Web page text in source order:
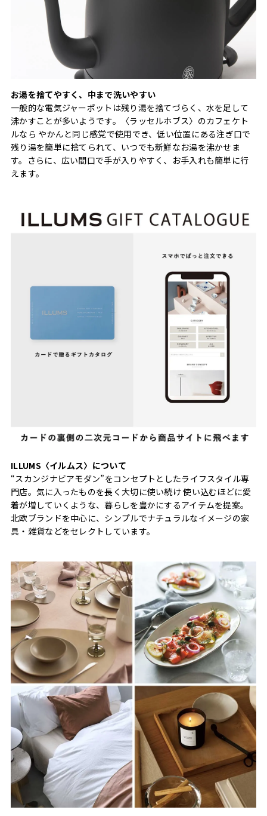
お湯を捨てやすく、中まで洗いやすい
⼀般的な電気ジャーポットは残り湯を捨てづらく、⽔を⾜して
沸かすことが多いようです。〈ラッセルホブス〉のカフェケト
ルなら やかんと同じ感覚で使⽤でき、低い位置にある注ぎ口で
残り湯を簡単に捨てられて、いつでも新鮮なお湯を沸かせま
す。さらに、広い間口で手が入りやすく、お手入れも簡単に行
えます。
ILLUMS〈イルムス〉について
“スカンジナビアモダン”をコンセプトとしたライフスタイル専
門店。気に入ったものを長く大切に使い続け 使い込むほどに愛
着が増していくような、暮らしを豊かにするアイテムを提案。
北欧ブランドを中心に、シンプルでナチュラルなイメージの家
具・雑貨などをセレクトしています。